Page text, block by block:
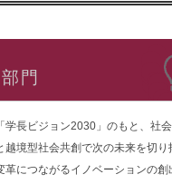
門
学長ビジョン2030」のもと、社
境型社会共創で次の未来を切り
につながるイノベーションの創